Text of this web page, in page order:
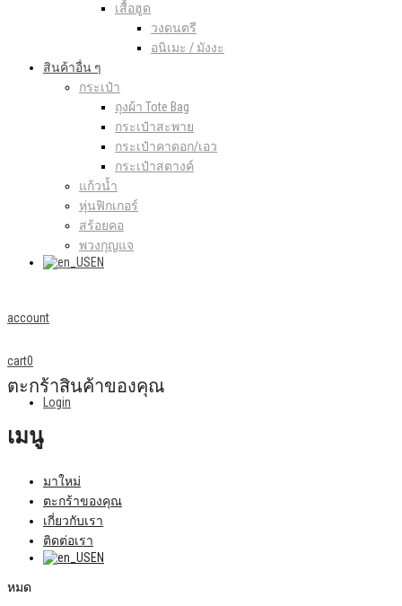
เสื้อฮูด
วงดนตรี
อนิเมะ / มังงะ
สินค้าอื่น ๆ
กระเป๋า
ถุงผ้า Tote Bag
กระเป๋าสะพาย
กระเป๋าคาดอก/เอว
กระเป๋าสตางค์
แก้วน้ำ
หุ่นฟิกเกอร์
สร้อยคอ
พวงกุญแจ
EN
account
Login
cart0
ตะกร้าสินค้าของคุณ
เมนู
มาใหม่
ตะกร้าของคุณ
เกี่ยวกับเรา
ติดต่อเรา
EN
หมด